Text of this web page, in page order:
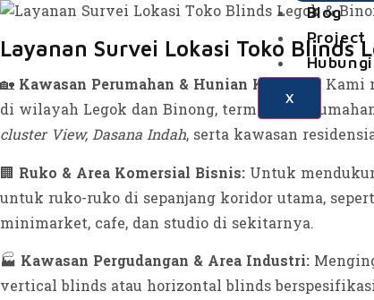
Blog
Project
X
Layanan Survei Lokasi Toko Blinds
🏡 Kawasan Perumahan & Hunian Keluarga: Kami
di wilayah Legok dan Binong, termasuk
cluster View, Dasana Indah, serta kawasan
🏢 Ruko & Area Komersial Bisnis: Untuk
untuk ruko-ruko di sepanjang koridor utama,
minimarket, cafe, dan studio di sekitarnya.
🏭 Kawasan Pergudangan & Area Industri:
vertical blinds atau horizontal blinds